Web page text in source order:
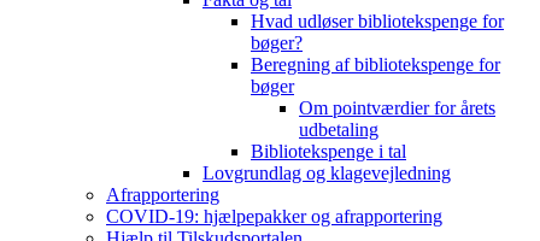
Hvad udløser bibliotekspenge for
bøger?
Beregning af bibliotekspenge for
bøger
Om pointværdier for årets
udbetaling
Bibliotekspenge i tal
Lovgrundlag og klagevejledning
Afrapportering
COVID-19: hjælpepakker og afrapportering